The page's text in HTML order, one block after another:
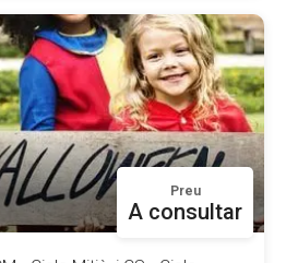
Preu
A consultar